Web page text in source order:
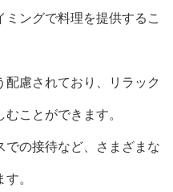
ングで料理を提供するこ
配慮されており、リラック
ことができます。
での接待など、さまざまな
。